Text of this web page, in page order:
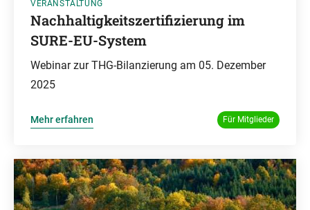
VERANSTALTUNG
Nachhaltigkeitszertifizierung im
SURE-EU-System
Webinar zur THG-Bilanzierung am 05. Dezember
2025
Mehr erfahren Für Mitglieder